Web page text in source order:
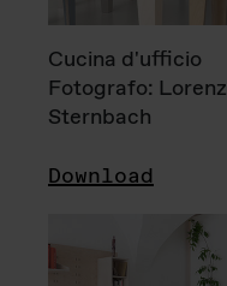
Cucina d'ufficio
Fotografo: Lorenz
Sternbach
Download